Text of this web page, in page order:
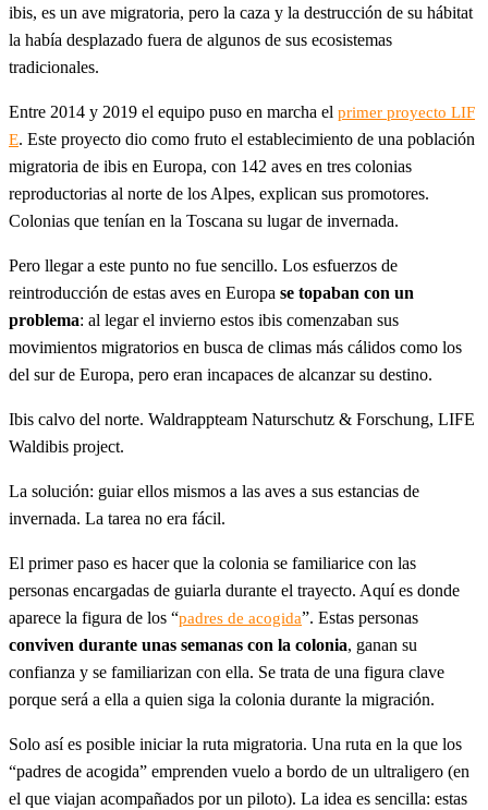
ibis, es un ave migratoria, pero la caza y la destrucción de su hábitat
la había desplazado fuera de algunos de sus ecosistemas
tradicionales.
Entre 2014 y 2019 el equipo puso en marcha el primer proyecto LIF
E. Este proyecto dio como fruto el establecimiento de una población
migratoria de ibis en Europa, con 142 aves en tres colonias
reproductorias al norte de los Alpes, explican sus promotores.
Colonias que tenían en la Toscana su lugar de invernada.
Pero llegar a este punto no fue sencillo. Los esfuerzos de
reintroducción de estas aves en Europa se topaban con un
problema: al legar el invierno estos ibis comenzaban sus
movimientos migratorios en busca de climas más cálidos como los
del sur de Europa, pero eran incapaces de alcanzar su destino.
Ibis calvo del norte. Waldrappteam Naturschutz & Forschung, LIFE
Waldibis project.
La solución: guiar ellos mismos a las aves a sus estancias de
invernada. La tarea no era fácil.
El primer paso es hacer que la colonia se familiarice con las
personas encargadas de guiarla durante el trayecto. Aquí es donde
aparece la figura de los “padres de acogida”. Estas personas
conviven durante unas semanas con la colonia, ganan su
confianza y se familiarizan con ella. Se trata de una figura clave
porque será a ella a quien siga la colonia durante la migración.
Solo así es posible iniciar la ruta migratoria. Una ruta en la que los
“padres de acogida” emprenden vuelo a bordo de un ultraligero (en
el que viajan acompañados por un piloto). La idea es sencilla: estas